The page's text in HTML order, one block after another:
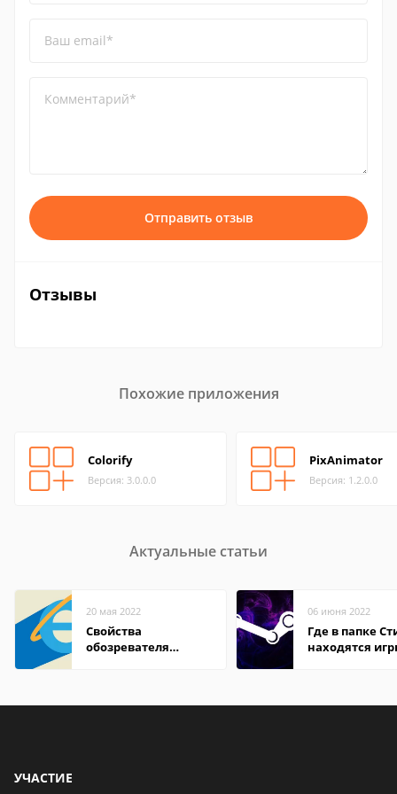
Ваш email*
Комментарий*
Отправить отзыв
Отзывы
Похожие приложения
Colorify
Версия: 3.0.0.0
PixAnimator
Версия: 1.2.0.0
Актуальные статьи
20 мая 2022
Свойства
обозревателя
06 июня 2022
Где в папке
находятся
УЧАСТИЕ